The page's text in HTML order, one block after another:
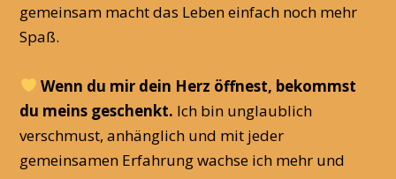
gemeinsam macht das Leben einfach noch mehr
Spaß.
Wenn du mir dein Herz öffnest, bekommst
du meins geschenkt. Ich bin unglaublich
verschmust, anhänglich und mit jeder
gemeinsamen Erfahrung wachse ich mehr und